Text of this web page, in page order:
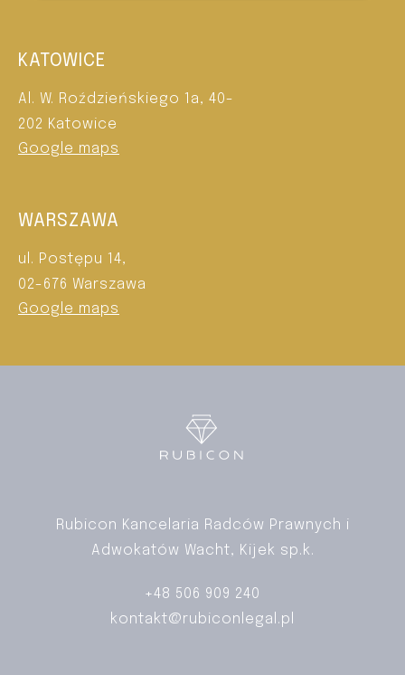
KATOWICE
Al. W. Roździeńskiego 1a, 40-
202 Katowice
Google maps
WARSZAWA
ul. Postępu 14,
02-676 Warszawa
Google maps
Rubicon Kancelaria Radców Prawnych i
Adwokatów Wacht, Kijek sp.k.
+48 506 909 240
kontakt@rubiconlegal.pl